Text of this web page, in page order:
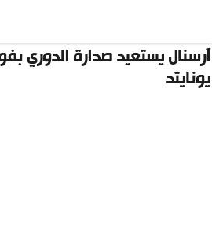
يستعيد صدارة الدوري